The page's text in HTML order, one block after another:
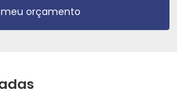
orçamento